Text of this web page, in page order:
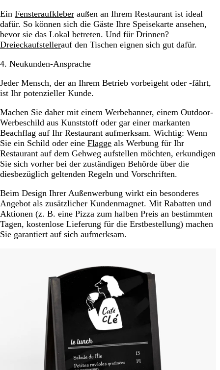
Ein Fensteraufkleber außen an Ihrem Restaurant ist ideal
dafür. So können sich die Gäste Ihre Speisekarte ansehen,
bevor sie das Lokal betreten. Und für Drinnen?
Dreieckaufstellerauf den Tischen eignen sich gut dafür.
4. Neukunden-Ansprache
Jeder Mensch, der an Ihrem Betrieb vorbeigeht oder -fährt,
ist Ihr potenzieller Kunde.
Machen Sie daher mit einem Werbebanner, einem Outdoor-
Werbeschild aus Kunststoff oder gar einer markanten
Beachflag auf Ihr Restaurant aufmerksam. Wichtig: Wenn
Sie ein Schild oder eine Flagge als Werbung für Ihr
Restaurant auf dem Gehweg aufstellen möchten, erkundigen
Sie sich vorher bei der zuständigen Behörde über die
diesbezüglich geltenden Regeln und Vorschriften.
Beim Design Ihrer Außenwerbung wirkt ein besonderes
Angebot als zusätzlicher Kundenmagnet. Mit Rabatten und
Aktionen (z. B. eine Pizza zum halben Preis an bestimmten
Tagen, kostenlose Lieferung für die Erstbestellung) machen
Sie garantiert auf sich aufmerksam.